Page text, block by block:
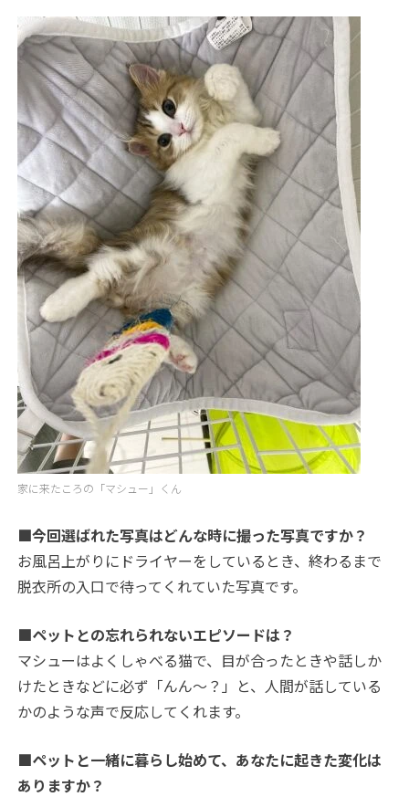
家に来たころの「マシュー」くん
■今回選ばれた写真はどんな時に撮った写真ですか？
お風呂上がりにドライヤーをしているとき、終わるまで
脱衣所の入口で待ってくれていた写真です。
■ペットとの忘れられないエピソードは？
マシューはよくしゃべる猫で、目が合ったときや話しか
けたときなどに必ず「んん～？」と、人間が話している
かのような声で反応してくれます。
■ペットと一緒に暮らし始めて、あなたに起きた変化は
ありますか？